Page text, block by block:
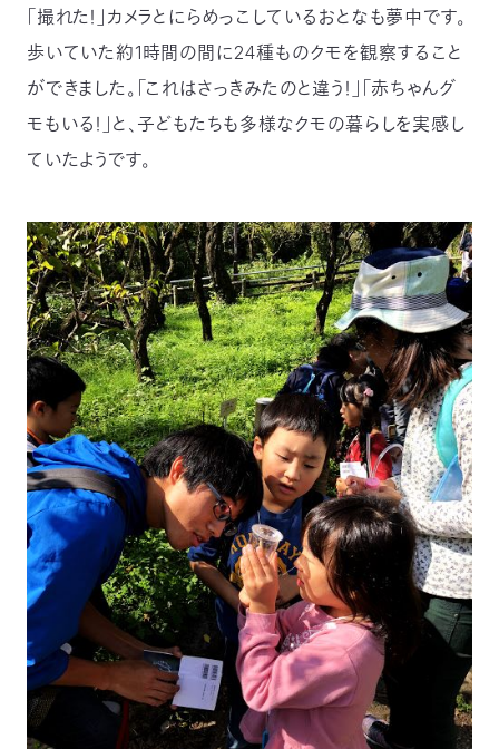
「撮れた！」カメラとにらめっこしているおとなも夢中です。
歩いていた約1時間の間に24種ものクモを観察すること
ができました。「これはさっきみたのと違う！」「赤ちゃんグ
モもいる！」と、子どもたちも多様なクモの暮らしを実感し
ていたようです。